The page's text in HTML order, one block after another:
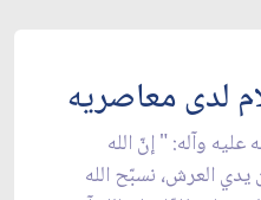
لدى معاصريه
وآله: " إنّ الله
العرش، نسبّح الله